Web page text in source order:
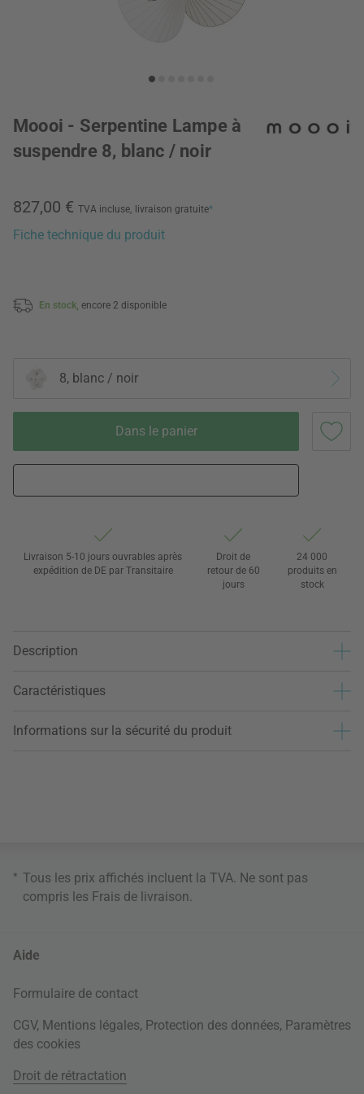
Moooi - Serpentine Lampe à
suspendre 8, blanc / noir
827,00 € TVA incluse, livraison gratuite*
Fiche technique du produit
En stock, encore 2 disponible
8, blanc / noir
Dans le panier
Livraison 5-10 jours ouvrables après
expédition de DE par Transitaire
Droit de
retour de 60
jours
24 000
produits en
stock
Description
Caractéristiques
Informations sur la sécurité du produit
* Tous les prix affichés incluent la TVA. Ne sont pas
compris les Frais de livraison
Aide
Formulaire de contact
CGV, Mentions légales, Protection des données, Paramètres
des cookies
Droit de rétractation